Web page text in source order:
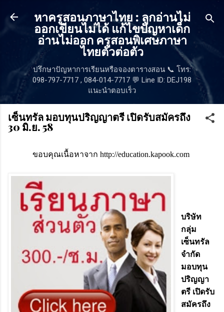
ข้ามไปที่เนื้อหาหลัก
หาครูสอนภาษาไทย : ลูกอ่านไม่
ออกเขียนไม่ได้ แก้ไขปัญหาเด็ก
อ่านไม่ออก ครูสอนพิเศษภาษา
ไทยตัวต่อตัว
ปรึกษาปัญหาการเรียนหรือจองตารางสอน 📞 โทร:
098-797-7717 , 084-014-7717 💬 Line ID: DEJ198
แนะนำตอบเร็ว
เซ็นทรัล มอบทุนปริญญาตรี เปิดรับสมัครถึง
30 มิ.ย. 58
ขอบคุณเนื้อหาจาก http://education.kapook.com
บริษัท
กลุ่ม
เซ็นทรัล
จำกัด
มอบทุน
ปริญญา
ตรี เปิดรับ
สมัครถึง